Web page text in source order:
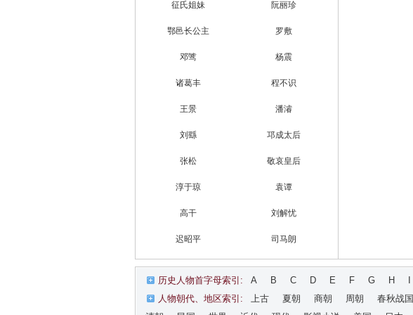
征氏姐妹 阮丽珍
鄂邑长公主 罗敷
邓骘 杨震
诸葛丰 程不识
王景 潘濬
刘繇 邛成太后
张松 敬哀皇后
淳于琼 袁谭
高干 刘解忧
迟昭平 司马朗
历史人物首字母索引: A B C D E F G H
人物朝代、地区索引:
上古 夏朝 商朝 周朝 春秋战国